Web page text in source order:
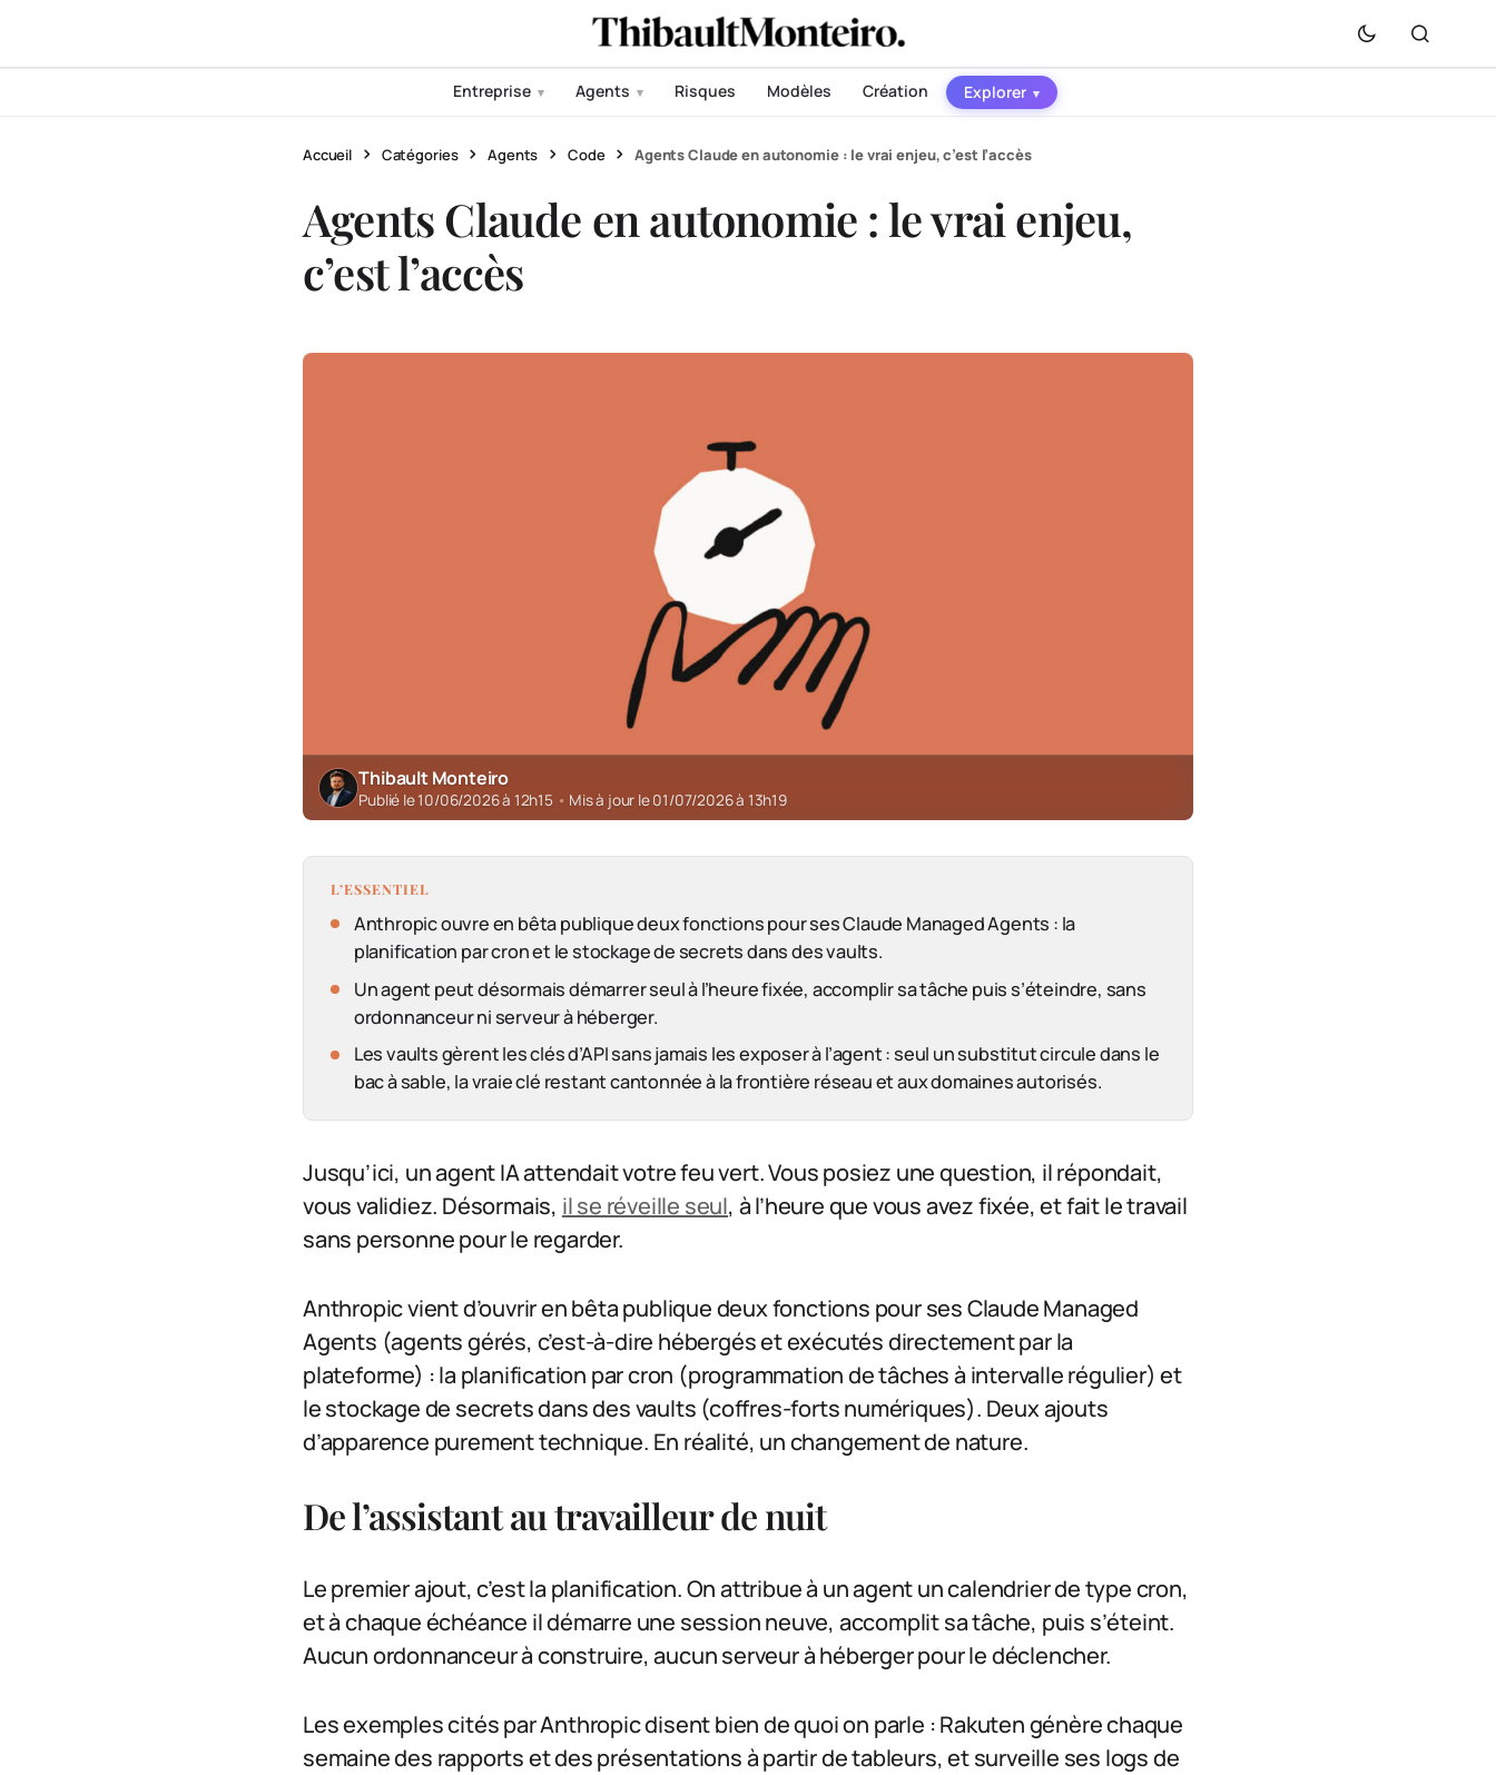
Entreprise ▾ Agents ▾ Risques Modèles Création Explorer ▾
Accueil Catégories Agents Code Agents Claude en autonomie : le vrai enjeu, c’est l’accès
Agents Claude en autonomie : le vrai enjeu,
c’est l’accès
Thibault Monteiro
Publié le 10/06/2026 à 12h15 • Mis à jour le 01/07/2026 à 13h19
L’ESSENTIEL
Anthropic ouvre en bêta publique deux fonctions pour ses Claude Managed Agents : la
planification par cron et le stockage de secrets dans des vaults.
Un agent peut désormais démarrer seul à l’heure fixée, accomplir sa tâche puis s’éteindre, sans
ordonnanceur ni serveur à héberger.
Les vaults gèrent les clés d’API sans jamais les exposer à l’agent : seul un substitut circule dans le
bac à sable, la vraie clé restant cantonnée à la frontière réseau et aux domaines autorisés.
Jusqu’ici, un agent IA attendait votre feu vert. Vous posiez une question, il répondait,
vous validiez. Désormais, il se réveille seul, à l’heure que vous avez fixée, et fait le travail
sans personne pour le regarder.
Anthropic vient d’ouvrir en bêta publique deux fonctions pour ses Claude Managed
Agents (agents gérés, c’est-à-dire hébergés et exécutés directement par la
plateforme) : la planification par cron (programmation de tâches à intervalle régulier) et
le stockage de secrets dans des vaults (coffres-forts numériques). Deux ajouts
d’apparence purement technique. En réalité, un changement de nature.
De l’assistant au travailleur de nuit
Le premier ajout, c’est la planification. On attribue à un agent un calendrier de type cron,
et à chaque échéance il démarre une session neuve, accomplit sa tâche, puis s’éteint.
Aucun ordonnanceur à construire, aucun serveur à héberger pour le déclencher.
Les exemples cités par Anthropic disent bien de quoi on parle : Rakuten génère chaque
semaine des rapports et des présentations à partir de tableurs, et surveille ses logs de